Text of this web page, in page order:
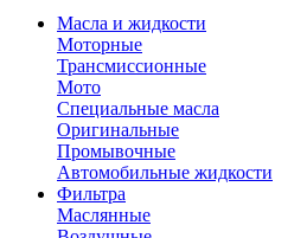
Масла и жидкости
Моторные
Трансмиссионные
Мото
Специальные масла
Оригинальные
Промывочные
Автомобильные жидкости
Фильтра
Маслянные